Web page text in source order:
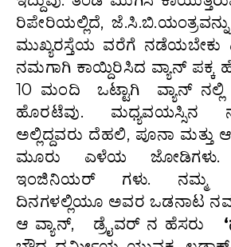
ರಿಪೇರಿಯಲ್ಲಿದೆ,
ಮುಖ್ಯರಸ್ತೆಯ ವರೆಗೆ ನಡೆಯಬೇಕು
ನಮಗಾಗಿ ಕಾಯ್ದಿರಿಸಿದ ವ್ಯಾನ್ ಪಕ್ಕ
10 ಮಂದಿ ಒಟ್ಟಾಗಿ ವ್ಯಾನ್ ನಲ್ಲಿ
ಹೊರಟೆವು. ಮಧ್ಯವಯಸ್ಸಿನ
ಅಲ್ಲಿದ್ದವರು ದೆಹಲಿ, ಪೂನಾ ಮತ್ತು
ಮೂರು ಎಳೆಯ
ಇಂಜಿನಿಯರ್ ಗಳು. ನಮ್ಮ
ದಿನಗಳಲ್ಲಿಯೂ ಅವರ ಒಡನಾಟ
ಆ ವ್ಯಾನ್, ಡ್ರೈವರ್ ನ ಹೆಸರು